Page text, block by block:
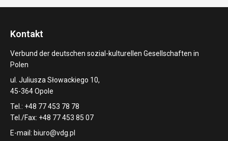
Kontakt
Verbund der deutschen sozial-kulturellen Gesellschaften in
Polen
ul. Juliusza Słowackiego 10,
45-364 Opole
Tel.: +48 77 453 78 78
Tel./Fax: +48 77 453 85 07
E-mail: biuro@vdg.pl